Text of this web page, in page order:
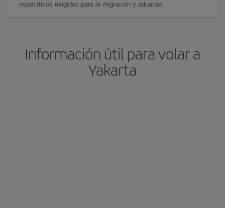
específicos exigidos para la migración y aduanas.
Información útil para volar a
Yakarta